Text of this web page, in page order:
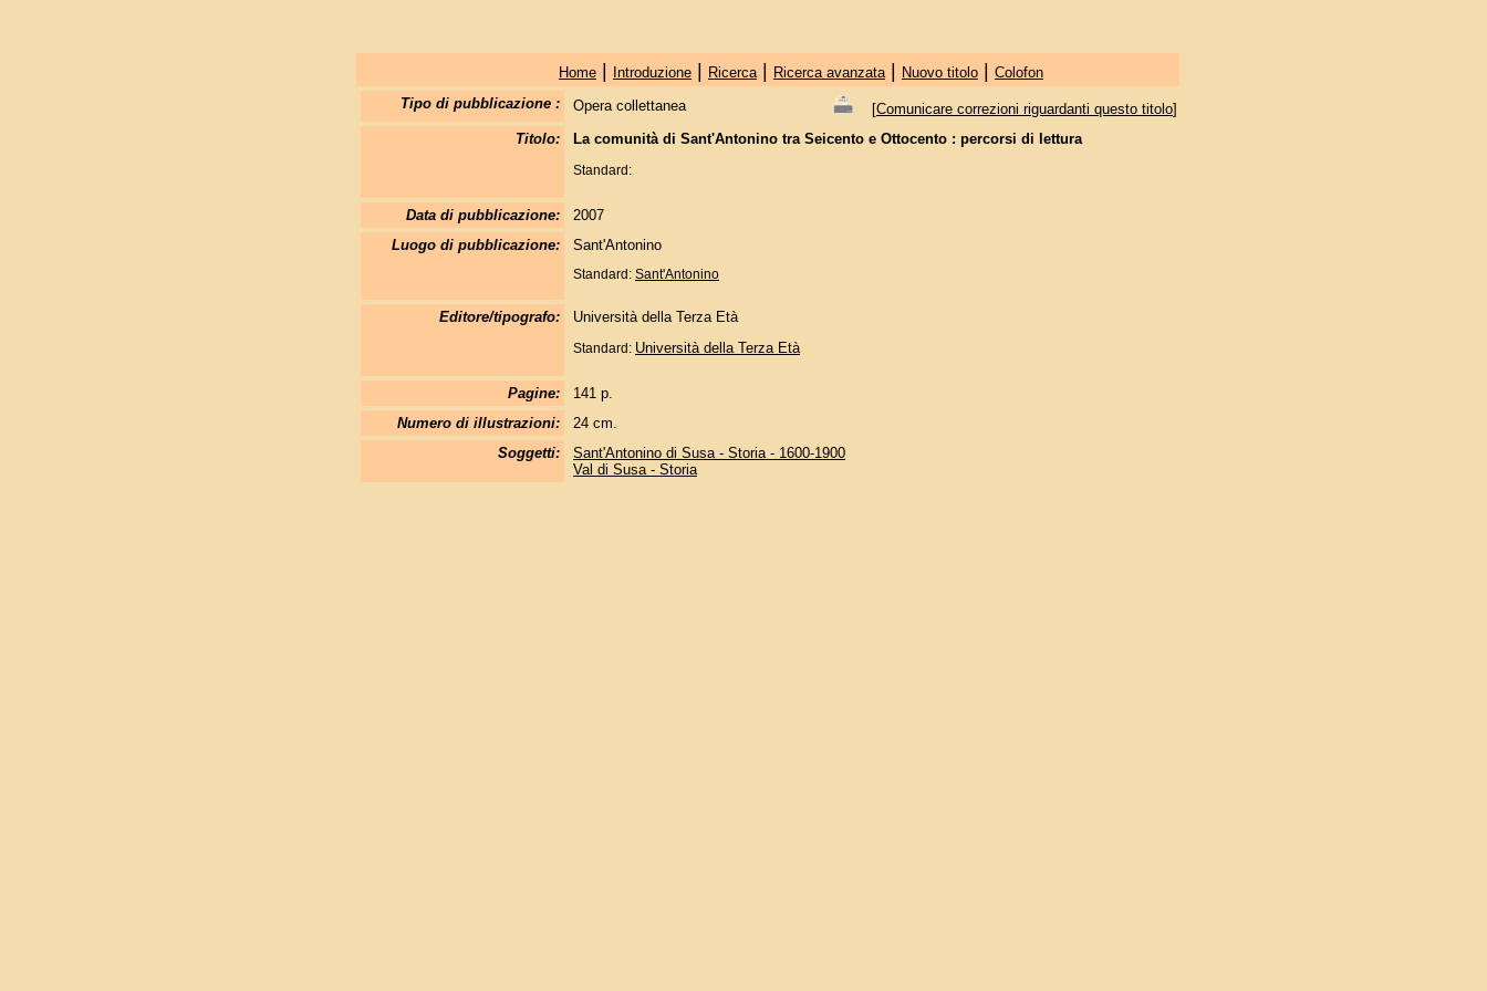
Home| Introduzione| Ricerca| Ricerca avanzata| Nuovo titolo| Colofon
Tipo di pubblicazione :
Opera collettanea [Comunicare correzioni riguardanti questo titolo]
Titolo:
La comunità di Sant'Antonino tra Seicento e Ottocento : percorsi di lettura
Standard:
Data di pubblicazione:
2007
Luogo di pubblicazione:
Sant'Antonino
Standard: Sant'Antonino
Editore/tipografo: Università della Terza Età
Standard: Università della Terza Età
Pagine:
141 p.
Numero di illustrazioni:
24 cm.
Soggetti:
Sant'Antonino di Susa - Storia - 1600-1900
Val di Susa - Storia